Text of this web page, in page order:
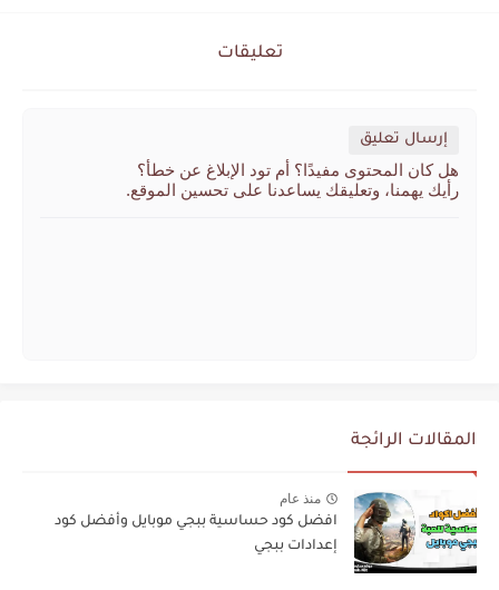
تعليقات
إرسال تعليق
هل كان المحتوى مفيدًا؟ أم تود الإبلاغ عن خطأ؟
رأيك يهمنا، وتعليقك يساعدنا على تحسين الموقع.
المقالات الرائجة
منذ عام
افضل كود حساسية ببجي موبايل وأفضل كود
إعدادات ببجي